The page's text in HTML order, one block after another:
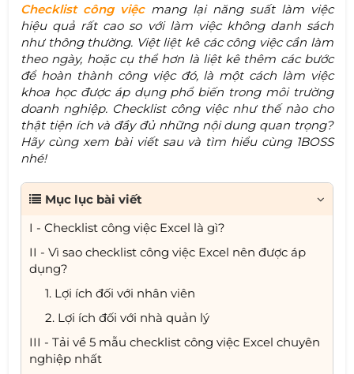
Checklist công việc mang lại năng suất làm việc
hiệu quả rất cao so với làm việc không danh sách
như thông thường. Việt liệt kê các công việc cần làm
theo ngày, hoặc cụ thể hơn là liệt kê thêm các bước
để hoàn thành công việc đó, là một cách làm việc
khoa học được áp dụng phổ biến trong môi trường
doanh nghiệp. Checklist công việc như thế nào cho
thật tiện ích và đầy đủ những nội dung quan trọng?
Hãy cùng xem bài viết sau và tìm hiểu cùng 1BOSS
nhé!
Mục lục bài viết
I - Checklist công việc Excel là gì?
II - Vì sao checklist công việc Excel nên được áp
dụng?
1. Lợi ích đối với nhân viên
2. Lợi ích đối với nhà quản lý
III - Tải về 5 mẫu checklist công việc Excel chuyên
nghiệp nhất